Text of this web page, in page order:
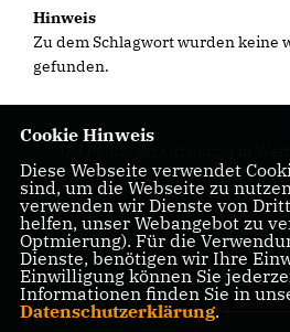
Hinweis
Zu dem Schlagwort wurden keine
gefunden.
IMPRESSUM
CDU Kreisverband
Cookie Hinweis
Diese Webseite verwendet
sind, um die Webseite zu
verwenden wir Dienste von
helfen, unser Webangebot zu
Optmierung). Für die
Dienste, benötigen wir Ihre
Einwilligung können Sie
Informationen finden Sie in
Datenschutzerklärung.